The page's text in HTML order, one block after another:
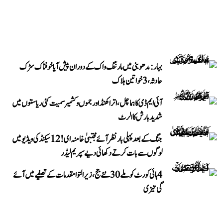
بہار: مدھوبنی میں مارننگ واک کے دوران پیش آیا خوفناک سڑک
حادثہ، 3 خواتین ہلاک
آئی ایم ڈی کا ہماچل، اتراکھنڈ اور جموں و کشمیر سمیت کئی ریاستوں میں
شدید بارش کا الرٹ
جنگ کے بعد پہلی بار نظر آئے مجتبیٰ خامنہ ای! 12 سیکنڈ کی ویڈیو میں
لوگوں سے بات کرتے دکھائی دیے سپریم لیڈر
4 ہائی کورٹ کو ملے 30 نئے جج، زیر التوا مقدمات کے تصفیے میں آئے
گی تیزی